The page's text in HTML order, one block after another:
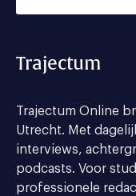
Trajectum
Trajectum Online
Utrecht. Met
interviews,
podcasts. Voor
professionele